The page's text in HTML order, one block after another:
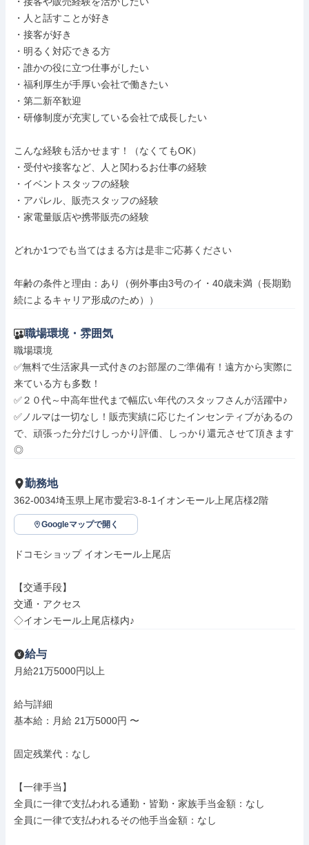
・人と話すことが好き
・接客が好き
・明るく対応できる方
・誰かの役に立つ仕事がしたい
・福利厚生が手厚い会社で働きたい
・第二新卒歓迎
・研修制度が充実している会社で成長したい
こんな経験も活かせます！（なくてもOK）
・受付や接客など、人と関わるお仕事の経験
・イベントスタッフの経験
・アパレル、販売スタッフの経験
・家電量販店や携帯販売の経験
どれか1つでも当てはまる方は是非ご応募ください
年齢の条件と理由：あり（例外事由3号のイ・40歳未満（長期勤
続によるキャリア形成のため））
職場環境・雰囲気
職場環境
✅無料で生活家具一式付きのお部屋のご準備有！遠方から実際に
来ている方も多数！
✅２０代～中高年世代まで幅広い年代のスタッフさんが活躍中♪
✅ノルマは一切なし！販売実績に応じたインセンティブがあるの
で、頑張った分だけしっかり評価、しっかり還元させて頂きます
◎
勤務地
362-0034埼玉県上尾市愛宕3-8-1イオンモール上尾店様2階
Googleマップで開く
ドコモショップ イオンモール上尾店
【交通手段】
交通・アクセス
◇イオンモール上尾店様内♪
給与
月給21万5000円以上
給与詳細
基本給：月給 21万5000円 〜
固定残業代：なし
【一律手当】
全員に一律で支払われる通勤・皆勤・家族手当金額：なし
全員に一律で支払われるその他手当金額：なし